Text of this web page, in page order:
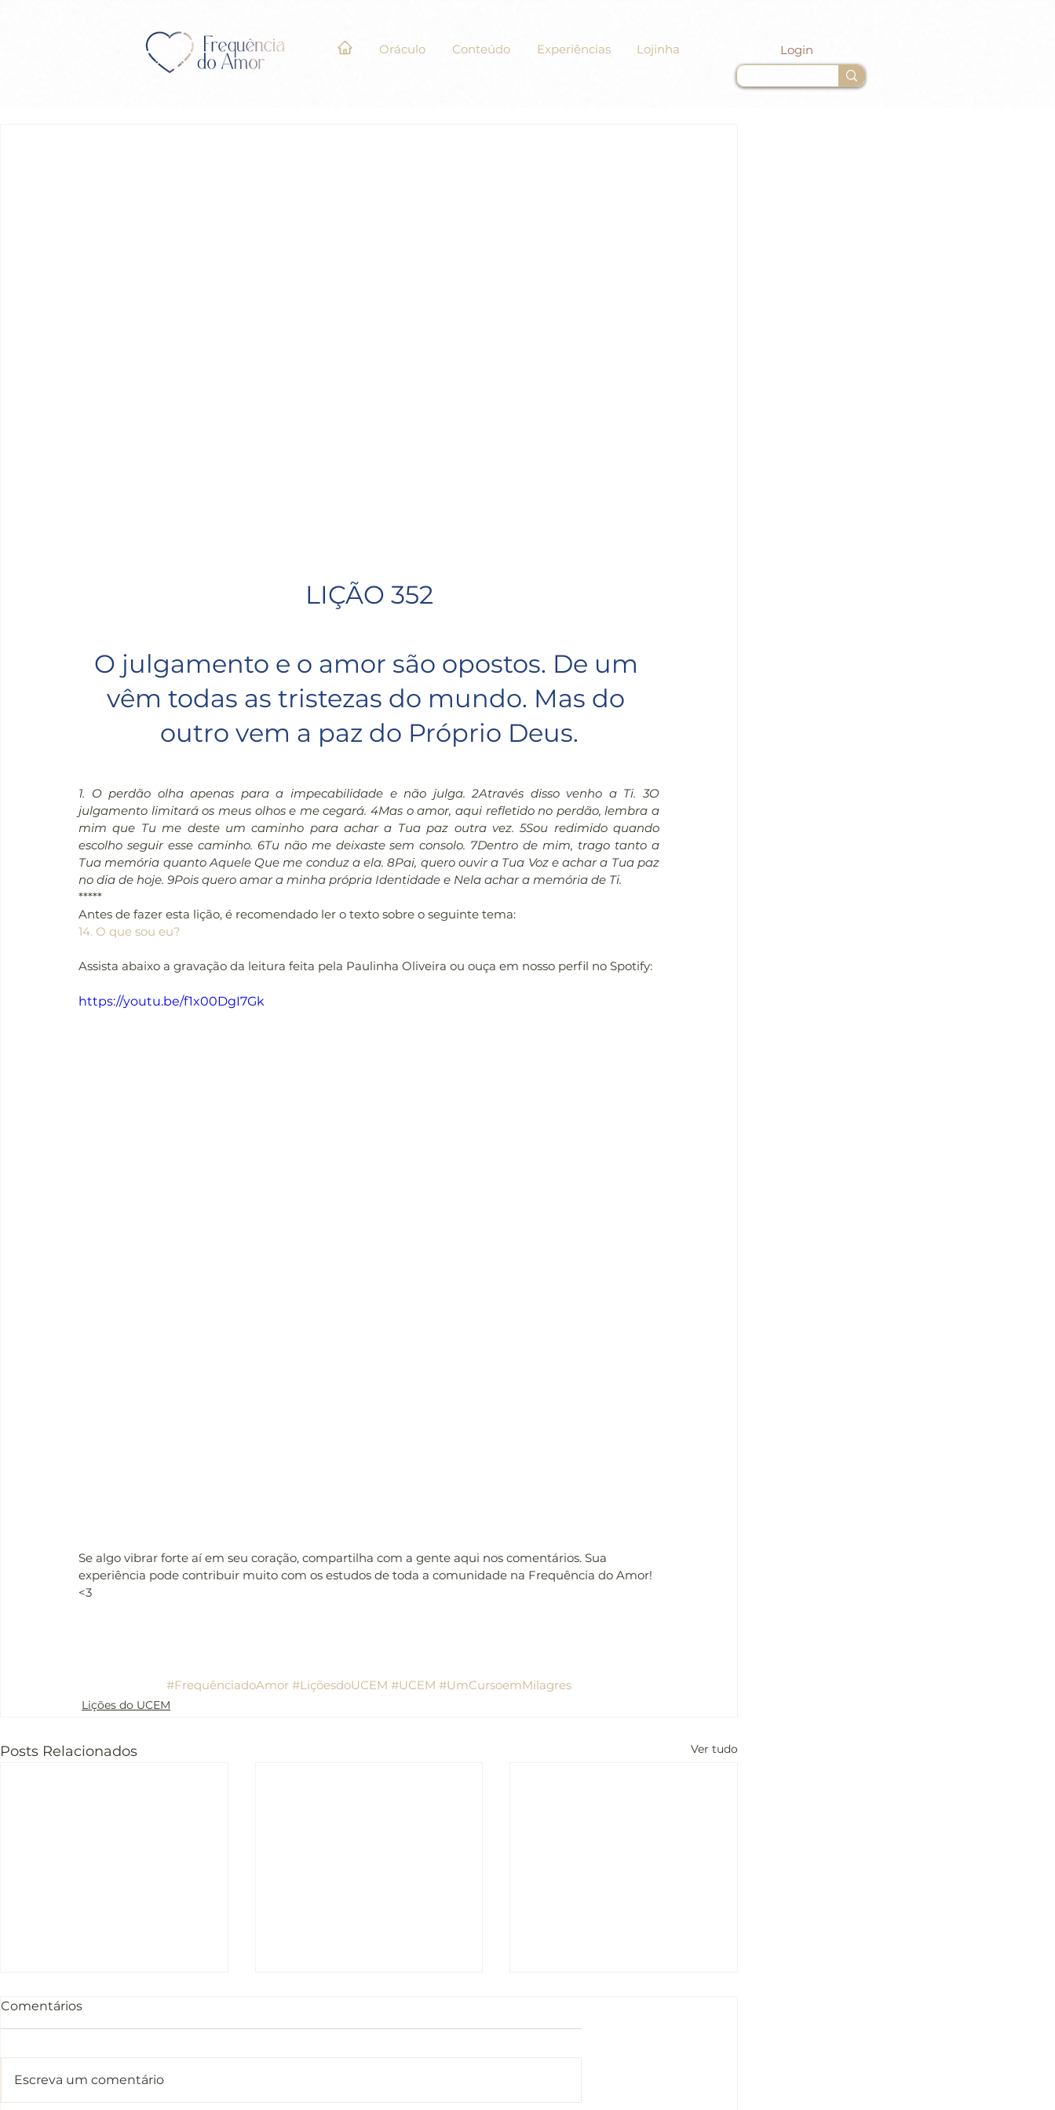
Oráculo Conteúdo Experiências Lojinha Login
LIÇÃO 352
O julgamento e o amor são opostos. De um
vêm todas as tristezas do mundo. Mas do
outro vem a paz do Próprio Deus.
1. O perdão olha apenas para a impecabilidade e não julga. 2Através disso venho a Ti. 3O
julgamento limitará os meus olhos e me cegará. 4Mas o amor, aqui refletido no perdão, lembra a
mim que Tu me deste um caminho para achar a Tua paz outra vez. 5Sou redimido quando
escolho seguir esse caminho. 6Tu não me deixaste sem consolo. 7Dentro de mim, trago tanto a
Tua memória quanto Aquele Que me conduz a ela. 8Pai, quero ouvir a Tua Voz e achar a Tua paz
no dia de hoje. 9Pois quero amar a minha própria Identidade e Nela achar a memória de Ti.
*****
Antes de fazer esta lição, é recomendado ler o texto sobre o seguinte tema:
14. O que sou eu?
Assista abaixo a gravação da leitura feita pela Paulinha Oliveira ou ouça em nosso perfil no Spotify:
https://youtu.be/f1x00DgI7Gk
Se algo vibrar forte aí em seu coração, compartilha com a gente aqui nos comentários. Sua
experiência pode contribuir muito com os estudos de toda a comunidade na Frequência do Amor!
<3
#FrequênciadoAmor #LiçõesdoUCEM #UCEM #UmCursoemMilagres
Lições do UCEM
Posts Relacionados Ver tudo
Comentários
Escreva um comentário